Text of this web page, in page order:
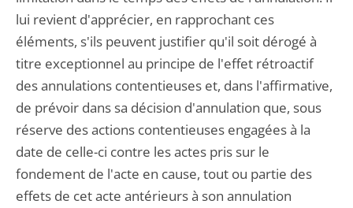
lui revient d'apprécier, en rapprochant ces
éléments, s'ils peuvent justifier qu'il soit dérogé à
titre exceptionnel au principe de l'effet rétroactif
des annulations contentieuses et, dans l'affirmative,
de prévoir dans sa décision d'annulation que, sous
réserve des actions contentieuses engagées à la
date de celle-ci contre les actes pris sur le
fondement de l'acte en cause, tout ou partie des
effets de cet acte antérieurs à son annulation